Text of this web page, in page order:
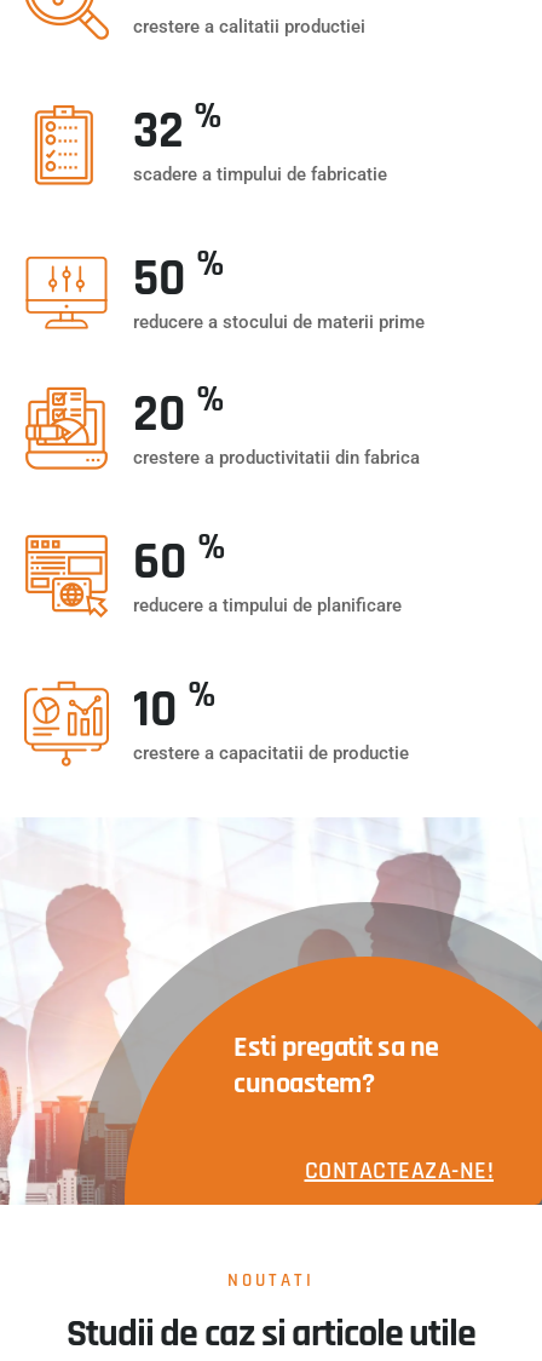
crestere a calitatii productiei
32 %
scadere a timpului de fabricatie
50 %
reducere a stocului de materii prime
20 %
crestere a productivitatii din fabrica
60 %
reducere a timpului de planificare
10 %
crestere a capacitatii de productie
Esti pregatit sa ne
cunoastem?
CONTACTEAZA-NE!
NOUTATI
Studii de caz si articole utile